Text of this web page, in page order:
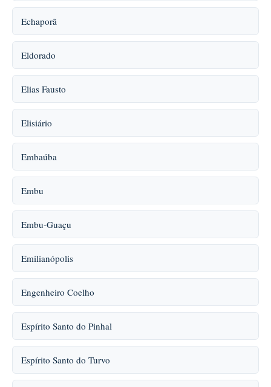
Echaporã
Eldorado
Elias Fausto
Elisiário
Embaúba
Embu
Embu-Guaçu
Emilianópolis
Engenheiro Coelho
Espírito Santo do Pinhal
Espírito Santo do Turvo